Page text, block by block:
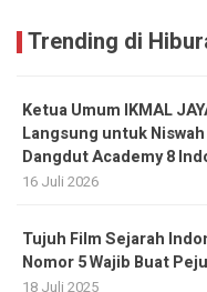
Trending di
Ketua Umum IKMAL
Langsung untuk
Dangdut Academy 8
16 Juli 2026
Tujuh Film Sejarah
Nomor 5 Wajib Buat
18 Juli 2025